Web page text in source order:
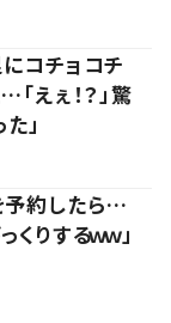
コチョコチ
えぇ！？」驚
」
約したら…
りするｗｗ」